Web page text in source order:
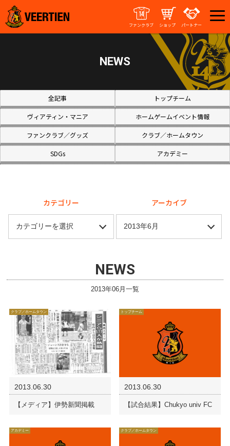
ファンクラブ ショップ パートナー
NEWS
全記事 トップチーム
ヴィアティン・マニア ホームゲームイベント情報
ファンクラブ／グッズ クラブ／ホームタウン
SDGs アカデミー
カテゴリー アーカイブ
NEWS
2013年06月一覧
クラブ／ホームタウン
2013.06.30
【メディア】伊勢新聞掲載
トップチーム
2013.06.30
【試合結果】Chukyo univ FC
アカデミー クラブ／ホームタウン